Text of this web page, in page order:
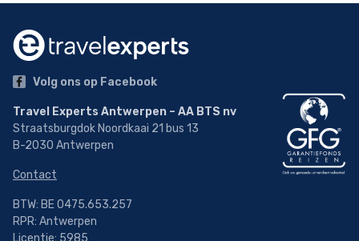
Volg ons op Facebook
Travel Experts Antwerpen – AA BTS nv
Straatsburgdok Noordkaai 21 bus 13
B-2030 Antwerpen
Contact
BTW: BE 0475.653.257
RPR: Antwerpen